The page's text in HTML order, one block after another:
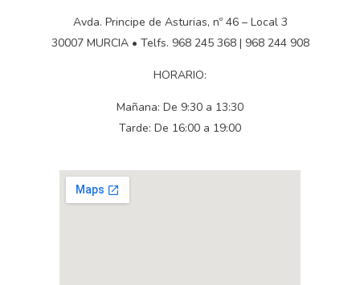
Avda. Principe de Asturias, nº 46 – Local 3
30007 MURCIA • Telfs. 968 245 368 | 968 244 908
HORARIO:
Mañana: De 9:30 a 13:30
Tarde: De 16:00 a 19:00